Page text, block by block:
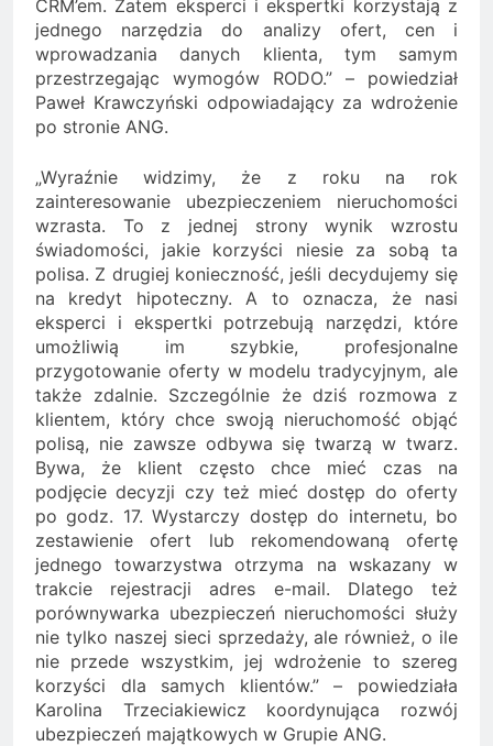
CRM’em. Zatem eksperci i ekspertki korzystają z
jednego narzędzia do analizy ofert, cen i
wprowadzania danych klienta, tym samym
przestrzegając wymogów RODO.” – powiedział
Paweł Krawczyński odpowiadający za wdrożenie
po stronie ANG.
„Wyraźnie widzimy, że z roku na rok
zainteresowanie ubezpieczeniem nieruchomości
wzrasta. To z jednej strony wynik wzrostu
świadomości, jakie korzyści niesie za sobą ta
polisa. Z drugiej konieczność, jeśli decydujemy się
na kredyt hipoteczny. A to oznacza, że nasi
eksperci i ekspertki potrzebują narzędzi, które
umożliwią im szybkie, profesjonalne
przygotowanie oferty w modelu tradycyjnym, ale
także zdalnie. Szczególnie że dziś rozmowa z
klientem, który chce swoją nieruchomość objąć
polisą, nie zawsze odbywa się twarzą w twarz.
Bywa, że klient często chce mieć czas na
podjęcie decyzji czy też mieć dostęp do oferty
po godz. 17. Wystarczy dostęp do internetu, bo
zestawienie ofert lub rekomendowaną ofertę
jednego towarzystwa otrzyma na wskazany w
trakcie rejestracji adres e-mail. Dlatego też
porównywarka ubezpieczeń nieruchomości służy
nie tylko naszej sieci sprzedaży, ale również, o ile
nie przede wszystkim, jej wdrożenie to szereg
korzyści dla samych klientów.” – powiedziała
Karolina Trzeciakiewicz koordynująca rozwój
ubezpieczeń majątkowych w Grupie ANG.